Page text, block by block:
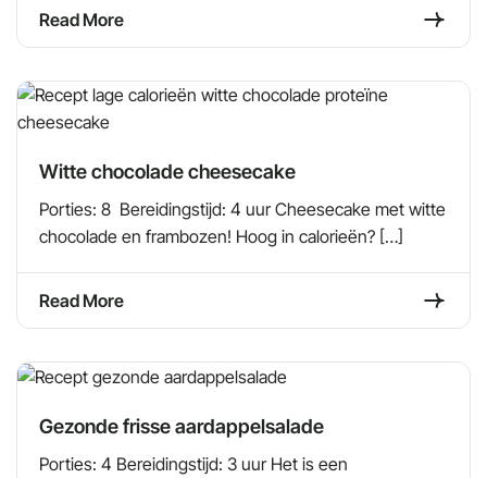
Read More
Witte chocolade cheesecake
Porties: 8 Bereidingstijd: 4 uur Cheesecake met witte
chocolade en frambozen! Hoog in calorieën? […]
Read More
Gezonde frisse aardappelsalade
Porties: 4 Bereidingstijd: 3 uur Het is een